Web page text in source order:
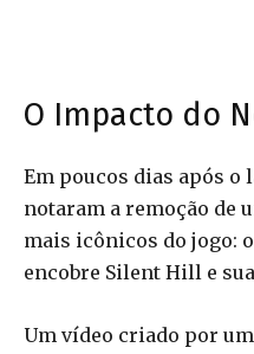
O Impacto do
Em poucos dias após o
notaram a remoção de
mais icônicos do jogo:
encobre Silent Hill e
Um vídeo criado por